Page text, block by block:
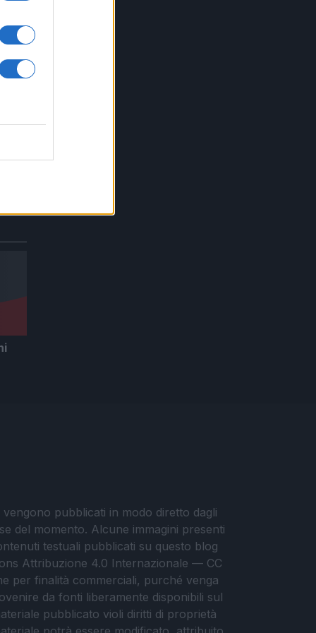
pubblicati in modo diretto dagli
del momento. Alcune immagini presenti
testuali pubblicati su questo blog
Attribuzione 4.0 Internazionale — CC
per finalità commerciali, purché venga
da fonti liberamente disponibili sul
pubblicato violi diritti di proprietà